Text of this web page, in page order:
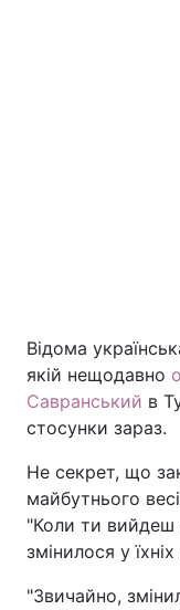
Головна
Україна
Економіка
Спорт
Техно і зв'язок
Відома
якій нещодавно
Савранський в
стосунки зараз.
Не секрет, що
майбутнього
"Коли ти вийдеш
змінилося у їхніх
"Звичайно,